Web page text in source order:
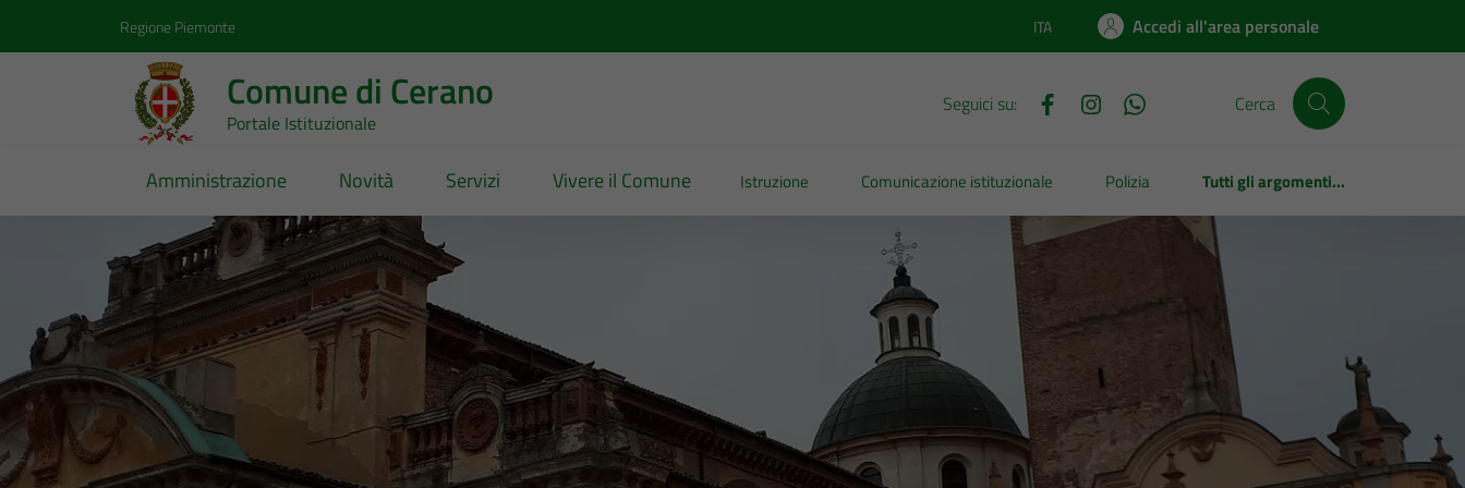
Regione Piemonte Lingua attiva:
ITA Accedi all'area personale
Comune di Cerano
Portale Istituzionale
Seguici su: Cerca
Amministrazione Novità Servizi Vivere il Comune Istruzione Comunicazione istituzionale Polizia Tutti gli argomenti...
Comune di Cerano
Contenuti in evidenza